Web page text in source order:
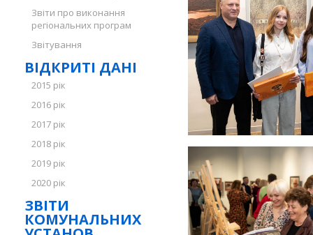
Звіти про виконання
регіональних програм
Звітування
ВІДКРИТІ ДАНІ
2015 рік
2016 рік
2017 рік
2018 рік
2019 рік
2020 рік
ЗВІТИ
КОМУНАЛЬНИХ